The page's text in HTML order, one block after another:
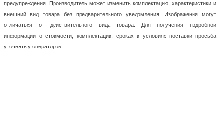
предупреждения. Производитель может изменить комплектацию, характеристики и
внешний вид товара без предварительного уведомления. Изображения могут
отличаться от действительного вида товара. Для получения подробной
информации о стоимости, комплектации, сроках и условиях поставки просьба
уточнять у операторов.